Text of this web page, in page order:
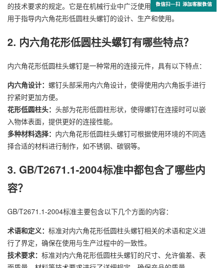
的技术要求的规定。它是在机械行业中广泛使用的一项标准，主要
用于指导内六角花形低圆柱头螺钉的设计、生产和使用。
2. 内六角花形低圆柱头螺钉有哪些特点？
内六角花形低圆柱头螺钉是一种常用的连接元件，具有以下特点：
内六角设计： 螺钉头部采用内六角设计，使得使用内六角扳手进行
拧紧时更加方便。
花形低圆柱头： 头部为花形低圆柱形状，使得螺钉在连接时可以嵌
入物体表面，提供更好的连接性能。
多种材料选择： 内六角花形低圆柱头螺钉可根据使用环境的不同选
择合适的材料进行制作，如不锈钢、碳钢等。
3. GB/T2671.1-2004标准中都包含了哪些内
容？
GB/T2671.1-2004标准主要包含以下几个方面的内容：
术语和定义： 标准对内六角花形低圆柱头螺钉相关的术语和定义进
行了界定，确保在使用与生产过程中的一致性。
技术要求： 标准对内六角花形低圆柱头螺钉的尺寸、允许偏差、表